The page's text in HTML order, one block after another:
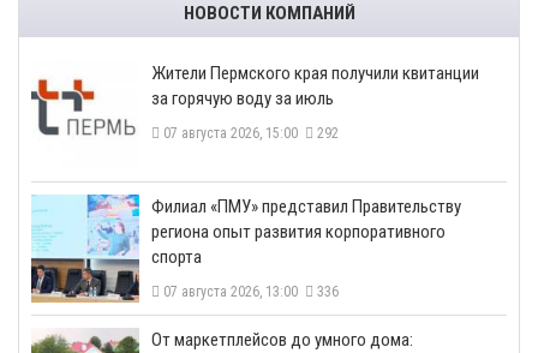
НОВОСТИ КОМПАНИЙ
​Жители Пермского края получили квитанции
за горячую воду за июль
07 августа 2026, 15:00 292
​Филиал «ПМУ» представил Правительству
региона опыт развития корпоративного
спорта
07 августа 2026, 13:00 336
От маркетплейсов до умного дома: